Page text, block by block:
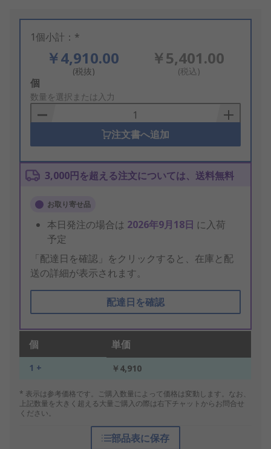
1個小計：*
￥4,910.00
(税抜)
￥5,401.00
(税込)
Add
to
Basket
個
数量を選択または入力
注文書へ追加
3,000円を超える注文については、送料無料
お取り寄せ品
本日発注の場合は 2026年9月18日 に入荷
予定
「配達日を確認」をクリックすると、在庫と配
送の詳細が表示されます。
配達日を確認
個 単価
1 + ￥4,910
* 表示は参考価格です。ご購入数量によって価格は変動します。なお、
上記数量を大きく超える大量ご購入の際は右下チャットからお問合せ
ください。
部品表に保存